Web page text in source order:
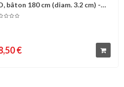
Comparer Liste d'envies
bâton 180 cm (diam. 3.2 cm) -
€